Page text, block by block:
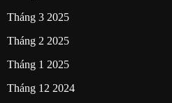
Tháng 3 2025
Tháng 2 2025
Tháng 1 2025
Tháng 12 2024